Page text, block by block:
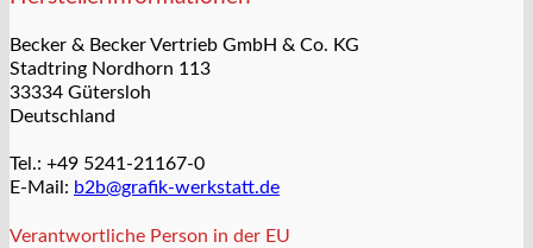
Becker & Becker Vertrieb GmbH & Co. KG
Stadtring Nordhorn 113
33334 Gütersloh
Deutschland
Tel.: +49 5241-21167-0
E-Mail: b2b@grafik-werkstatt.de
Verantwortliche Person in der EU